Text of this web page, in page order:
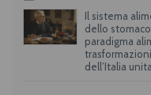
Il sistema
dello
paradigma
dell’Italia unita.